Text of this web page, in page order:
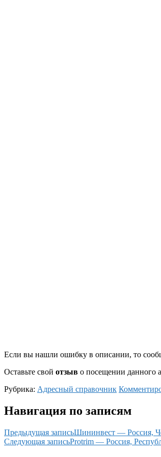
Если вы нашли ошибку в описании, то
Оставьте свой отзыв о посещении данного
Рубрика: Адресный справочник
Навигация по записям
Предыдущая записьШининвест — Россия,
Следующая записьProtrim — Россия,